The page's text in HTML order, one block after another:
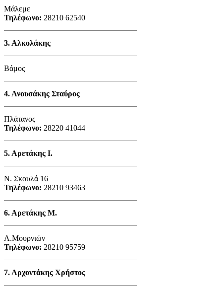
Μάλεμε
Τηλέφωνο: 28210 62540
3.Αλκολάκης
Βάμος
4.Ανουσάκης Σταύρος
Πλάτανος
Τηλέφωνο: 28220 41044
5.Αρετάκης Ι.
Ν. Σκουλά 16
Τηλέφωνο: 28210 93463
6.Αρετάκης Μ.
Λ.Μουρνιών
Τηλέφωνο: 28210 95759
7.Αρχοντάκης Χρήστος